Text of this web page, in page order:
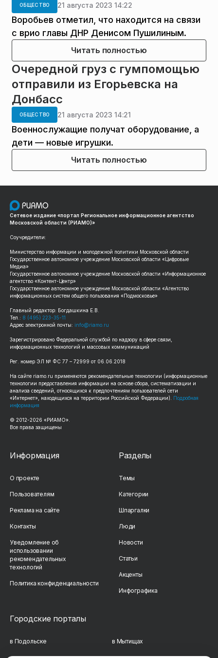
ОБЩЕСТВО 21 августа 2023 14:22
Воробьев отметил, что находится на связи
с врио главы ДНР Денисом Пушилиным.
Читать полностью
Очередной груз с гумпомощью
отправили из Егорьевска на
Донбасс
ОБЩЕСТВО 21 августа 2023 14:21
Военнослужащие получат оборудование, а
дети — новые игрушки.
Читать полностью
Сетевое издание «портал Региональное информационное агентство
Московской области (РИАМО)»
Соучредители:
Министерство информации и молодежной политики Московской области
Государственное автономное учреждение Московской области «Цифровые
Медиа»
Государственное автономное учреждение Московской области «Информационное
агентство «Контент-Центр»
Государственное автономное учреждение Московской области «Агентство
информационных систем общего пользования «Подмосковье»
Главный редактор: Богдашкина Е.В.
Тел.: 8 (495) 223-35-11
Адрес электронной почты: info@riamo.ru
Зарегистрировано Федеральной службой по надзору в сфере связи,
информационных технологий и массовых коммуникаций
Рег. номер ЭЛ № ФС 77 – 72999 от 06.06.2018
На сайте riamo.ru применяются рекомендательные технологии (информационные
технологии предоставления информации на основе сбора, систематизации и
анализа сведений, относящихся к предпочтениям пользователей сети
«Интернет», находящихся на территории Российской Федерации). Подробная
информация
© 2012-2026 «РИАМО».
Все права защищены
Информация
О проекте
Пользователям
Реклама на сайте
Контакты
Уведомление об
использовании
рекомендательных
технологий
Политика конфиденциальности
Разделы
Темы
Категории
Шпаргалки
Люди
Новости
Статьи
Акценты
Инфографика
Городские порталы
в Подольске в Мытищах